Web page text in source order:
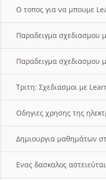
O τοπος για να μπουμε
Παραδειγμα
Παραδειγμα
Τριτη: Σχεδιασμοι με
Οδηγιες χρησης της
Δημιουργια μαθημάτων
Ενας δασκαλος